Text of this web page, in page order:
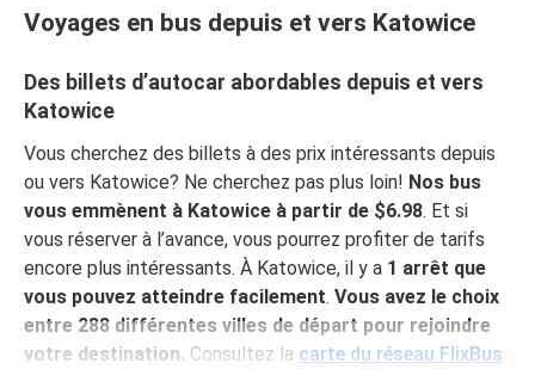
Voyages en bus depuis et vers Katowice
Des billets d’autocar abordables depuis et vers
Katowice
Vous cherchez des billets à des prix intéressants depuis
ou vers Katowice? Ne cherchez pas plus loin! Nos bus
vous emmènent à Katowice à partir de $6.98. Et si
vous réserver à l’avance, vous pourrez profiter de tarifs
encore plus intéressants. À Katowice, il y a 1 arrêt que
vous pouvez atteindre facilement. Vous avez le choix
entre 288 différentes villes de départ pour rejoindre
votre destination. Consultez la carte du réseau FlixBus